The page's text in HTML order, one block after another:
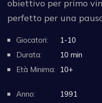
obiettivo per primo
perfetto per una
Giocatori:
1-10
Durata:
10 min
Età Minima:
10+
Anno:
1991